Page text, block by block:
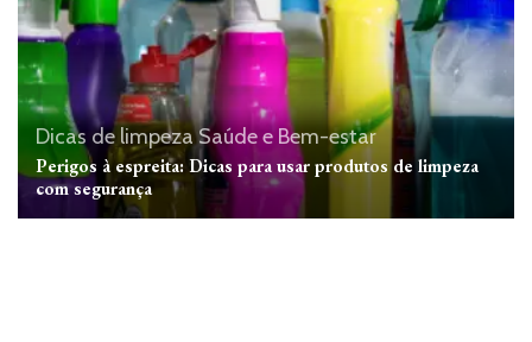
Dicas de limpeza Saúde e Bem-estar
Perigos à espreita: Dicas para usar produtos de limpeza
com segurança